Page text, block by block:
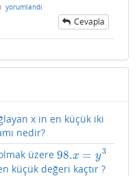
yorumlandı
Cevapla
x in en küçük iki
nedir?
üzere 98.x = y3
98.x= y3
küçük değeri kaçtır ?